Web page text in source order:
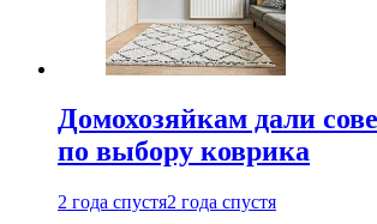
Домохозяйкам дали
по выбору коврика
2 года спустя2 года спустя